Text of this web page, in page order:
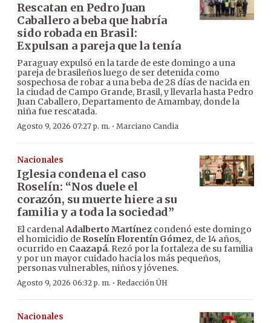
Rescatan en Pedro Juan
Caballero a beba que habría
sido robada en Brasil:
Expulsan a pareja que la tenía
Paraguay expulsó en la tarde de este domingo a una
pareja de brasileños luego de ser detenida como
sospechosa de robar a una beba de 28 días de nacida en
la ciudad de Campo Grande, Brasil, y llevarla hasta Pedro
Juan Caballero, Departamento de Amambay, donde la
niña fue rescatada.
Agosto 9, 2026 07:27 p. m. · Marciano Candia
Nacionales
Iglesia condena el caso
Roselín: “Nos duele el
corazón, su muerte hiere a su
familia y a toda la sociedad”
El cardenalAdalberto Martínez condenó este domingo
el homicidio de Roselín Florentín Gómez, de 14 años,
ocurrido en Caazapá. Rezó por la fortaleza de su familia
y por un mayor cuidado hacia los más pequeños,
personas vulnerables, niños y jóvenes.
Agosto 9, 2026 06:32 p. m. · Redacción ÚH
Nacionales